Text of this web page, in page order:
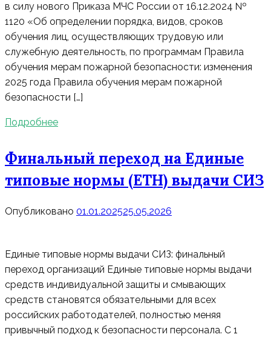
в силу нового Приказа МЧС России от 16.12.2024 №
1120 «Об определении порядка, видов, сроков
обучения лиц, осуществляющих трудовую или
служебную деятельность, по программам Правила
обучения мерам пожарной безопасности: изменения
2025 года Правила обучения мерам пожарной
безопасности […]
Подробнее
Финальный переход на Единые
типовые нормы (ЕТН) выдачи СИЗ
Опубликовано 01.01.202525.05.2026
Единые типовые нормы выдачи СИЗ: финальный
переход организаций Единые типовые нормы выдачи
средств индивидуальной защиты и смывающих
средств становятся обязательными для всех
российских работодателей, полностью меняя
привычный подход к безопасности персонала. С 1